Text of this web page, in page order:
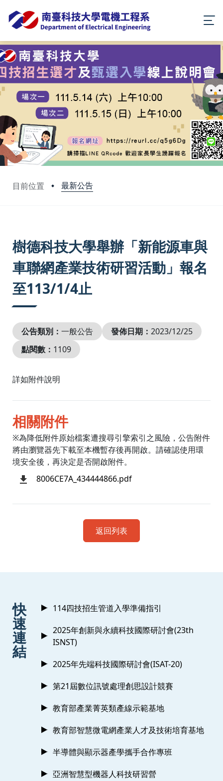
目前位置 最新公告
樹德科技大學舉辦「新能源⾞與
⾞聯網產業技術研習活動」報名
至113/1/4止
公告類別： 一般公告 發佈日期： 2023/12/25
點閱數： 1109
詳如附件說明
相關附件
※為降低附件原始檔案遭搜尋引擎索引之風險，公告附件
將由瀏覽器先下載至本機暫存後再開啟。請確認使用環
境安全後，再決定是否開啟附件。
8006CE7A_434444866.pdf
返回列表
快
速
連
結
114四技招生管道入學準備指引
2025年創新與永續科技國際研討會(23th
ISNST)
2025年先端科技國際研討會(ISAT-20)
第21屆數位訊號處理創思設計競賽
教育部產業菁英類產線示範基地
教育部智慧微電網產業人才及技術培育基地
半導體與顯示器產學攜手合作專班
亞洲智慧型機器人科技研習營